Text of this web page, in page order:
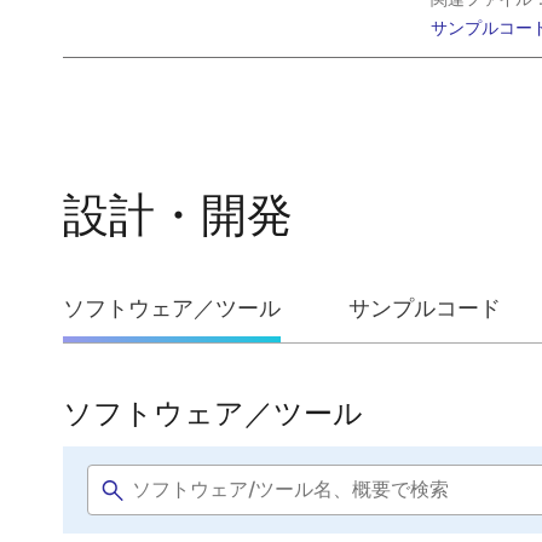
サンプルコー
設計・開発
設
開
発
ソフトウェア／ツール サンプルコード
ソ
フ
ト
ソフトウェア／ツール
Software
title